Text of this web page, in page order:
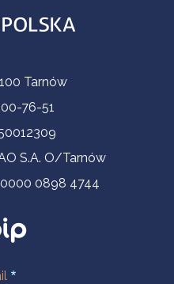
Tarnów
76-51
S.A. O/Tarnów
0000 0898 4744